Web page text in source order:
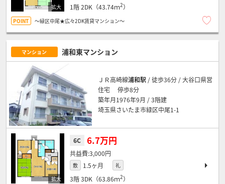
1階2DK（43.74ｍ2）
～緑区中尾★広々2DK賃貸マンション～
マンション 浦和東マンション
ＪＲ高崎線浦和駅 / 徒歩36分 / 大谷口県営
住宅 停歩8分
築年月1976年9月 / 3階建
埼玉県さいたま市緑区中尾1-1
6C 6.7万円
3,000円
敷 1.5ヶ月 礼
3階3DK（63.86ｍ2）